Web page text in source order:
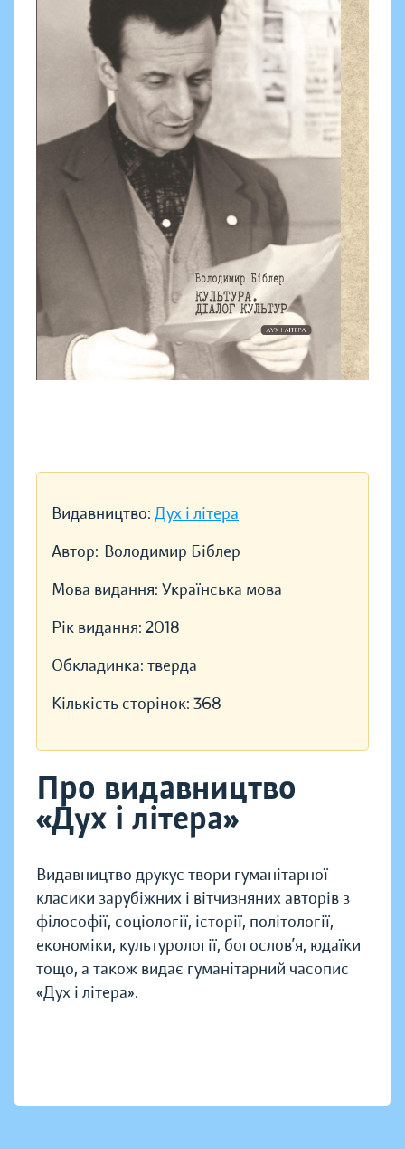
Видавництво: Дух і літера
Автор: Володимир Біблер
Мова видання: Українська мова
Рік видання: 2018
Обкладинка: тверда
Кількість сторінок: 368
Про видавництво
«Дух і літера»
Видавництво друкує твори гуманітарної
класики зарубіжних і вітчизняних авторів з
філософії, соціології, історії, політології,
економіки, культурології, богослов’я, юдаїки
тощо, а також видає гуманітарний часопис
«Дух і літера».